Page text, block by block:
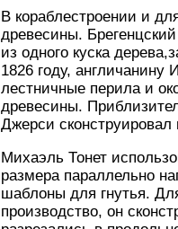
В кораблестроении и
древесины.
из одного куска
1826 году, англичанину
лестничные перила и
древесины.
Джерси сконструировал
Михаэль Тонет
размера параллельно
шаблоны для гнутья.
производство, он